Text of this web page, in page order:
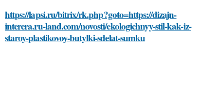
https://lapsi.ru/bitrix/rk.php?goto=https://dizajn-
interera.ru-land.com/novosti/ekologichnyy-stil-kak-iz-
staroy-plastikovoy-butylki-sdelat-sumku